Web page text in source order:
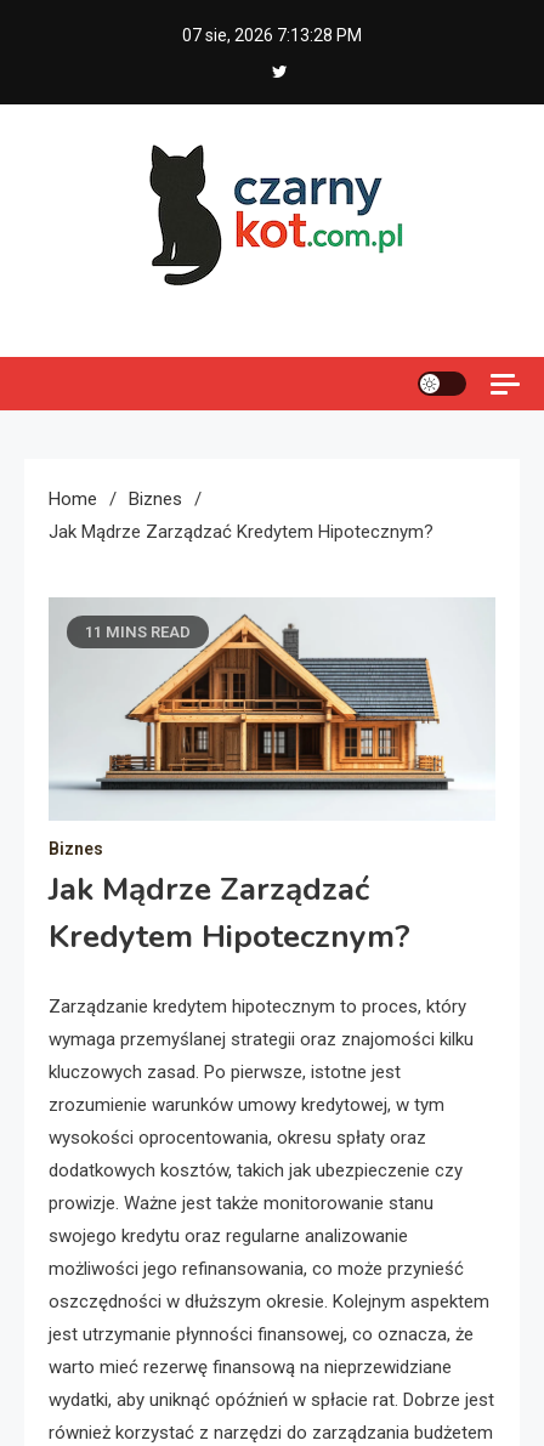
07 sie, 2026 7:13:29 PM
Home
Biznes
Jak Mądrze Zarządzać Kredytem Hipotecznym?
11 MINS READ
Biznes
Jak Mądrze Zarządzać
Kredytem Hipotecznym?
Zarządzanie kredytem hipotecznym to proces, który
wymaga przemyślanej strategii oraz znajomości kilku
kluczowych zasad. Po pierwsze, istotne jest
zrozumienie warunków umowy kredytowej, w tym
wysokości oprocentowania, okresu spłaty oraz
dodatkowych kosztów, takich jak ubezpieczenie czy
prowizje. Ważne jest także monitorowanie stanu
swojego kredytu oraz regularne analizowanie
możliwości jego refinansowania, co może przynieść
oszczędności w dłuższym okresie. Kolejnym aspektem
jest utrzymanie płynności finansowej, co oznacza, że
warto mieć rezerwę finansową na nieprzewidziane
wydatki, aby uniknąć opóźnień w spłacie rat. Dobrze jest
również korzystać z narzędzi do zarządzania budżetem